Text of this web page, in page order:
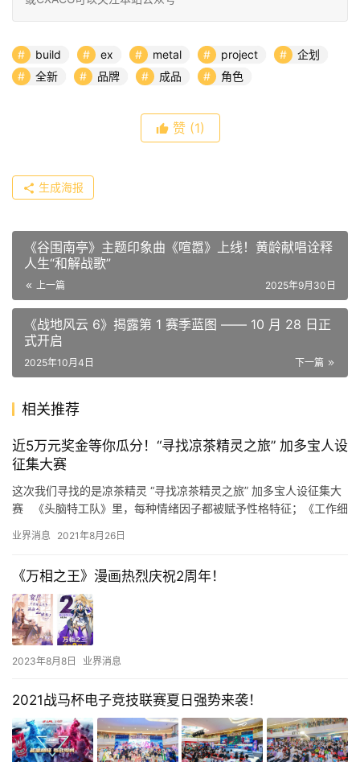
build ex metal project
企划
全新
品牌 成品 角色
赞 (1)
生成海报
《谷围南亭》主题印象曲《喧嚣》上线！黄龄献唱诠释
人生“和解战歌”
上一篇 2025年9月30日
《战地风云 6》揭露第 1 赛季蓝图 —— 10 月 28 日正
式开启
下一篇
2025年10月4日
相关推荐
近5万元奖金等你瓜分！“寻找凉茶精灵之旅” 加多宝人设
征集大赛
这次我们寻找的是凉茶精灵 “寻找凉茶精灵之旅” 加多宝人设征集大
赛 《头脑特工队》里，每种情绪因子都被赋予性格特征；《工作细
业界消息 2021年8月26日
《万相之王》漫画热烈庆祝2周年！
2023年8月8日 业界消息
2021战马杯电子竞技联赛夏日强势来袭！